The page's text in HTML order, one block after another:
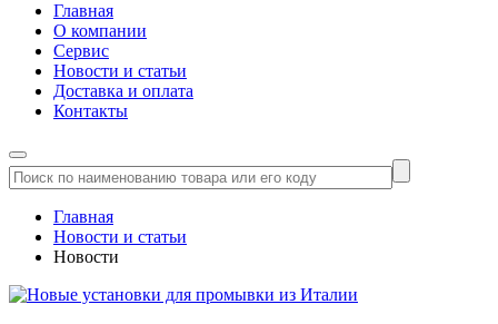
Главная
О компании
Сервис
Новости и статьи
Доставка и оплата
Контакты
Главная
Новости и статьи
Новости